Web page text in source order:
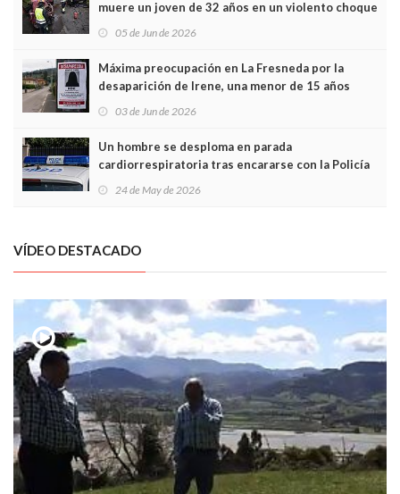
muere un joven de 32 años en un violento choque
frontal
05 de Jun de 2026
Máxima preocupación en La Fresneda por la
desaparición de Irene, una menor de 15 años
03 de Jun de 2026
Un hombre se desploma en parada
cardiorrespiratoria tras encararse con la Policía
Local en Luanco
24 de May de 2026
VÍDEO DESTACADO